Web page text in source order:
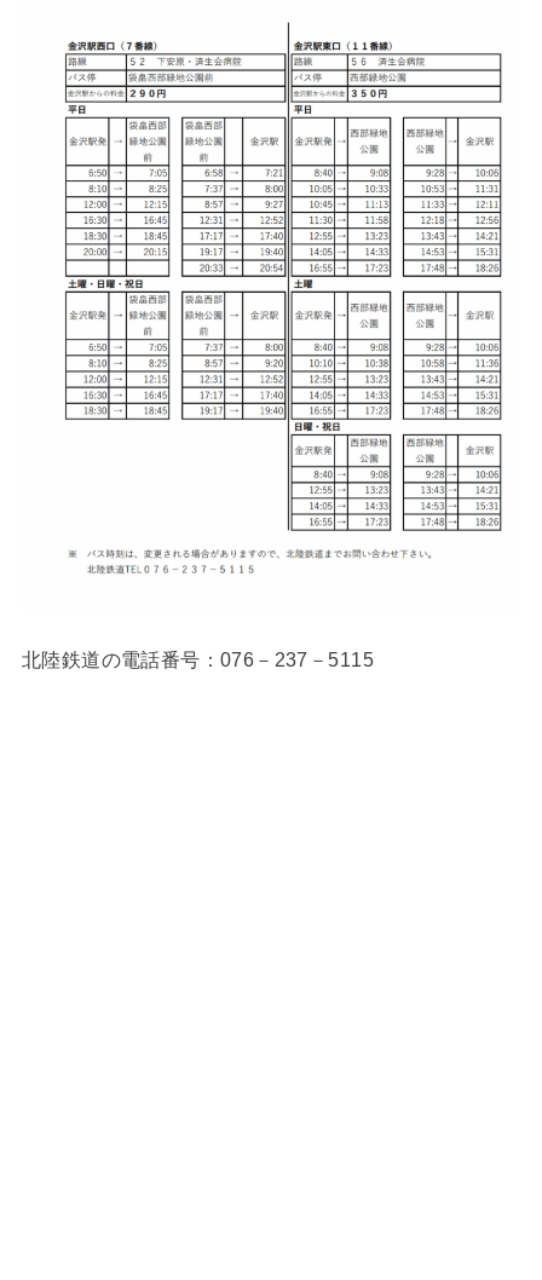
北陸鉄道の電話番号：076－237－5115